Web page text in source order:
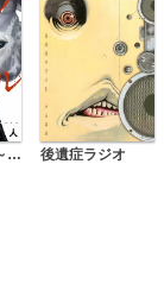
オキテネムル～謎の人喰い寄生生物が人を異形に変える連続事件！ 後遺症ラジオ